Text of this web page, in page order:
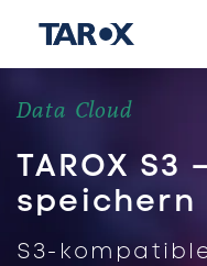
Data Cloud
TAROX
speichern
S3-